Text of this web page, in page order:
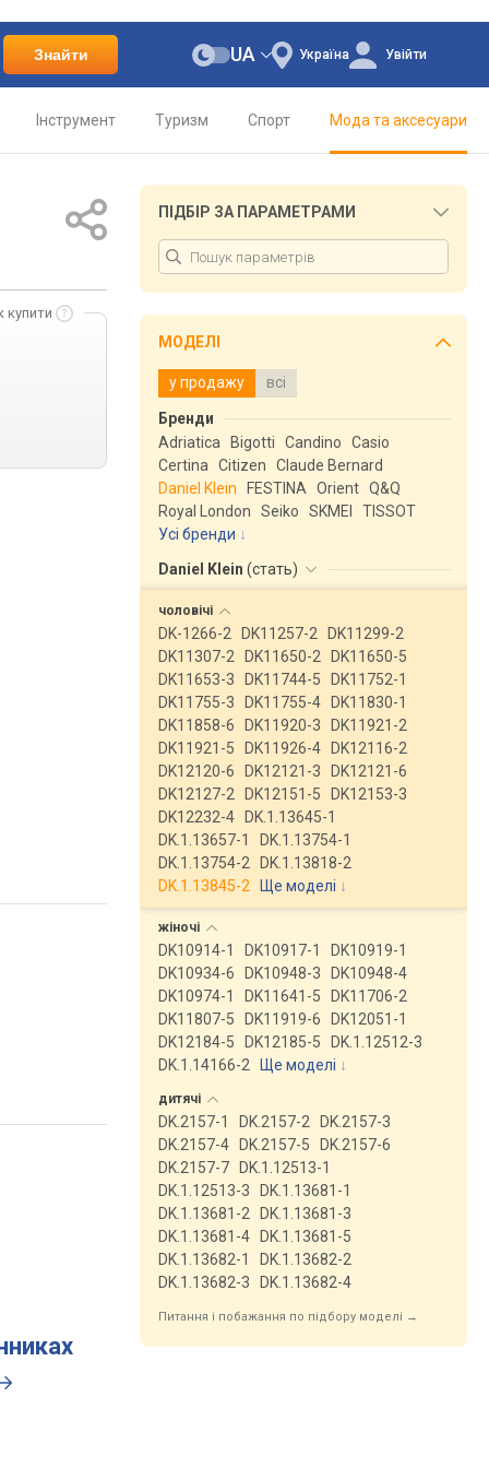
Знайти Україна
UA Увійти
Інструмент Туризм Спорт Мода та аксесуари
купити
ПІДБІР ЗА ПАРАМЕТРАМИ
МОДЕЛІ
у продажу всі
Бренди
Adriatica
Bigotti Candino
Casio
Certina
Citizen
Claude Bernard
Daniel Klein
FESTINA Orient Q&Q
Royal London
Seiko SKMEI
TISSOT
Усі бренди
Daniel Klein (стать)
чоловічі
DK-1266-2 DK11257-2
DK11299-2
DK11307-2
DK11650-2
DK11650-5
DK11653-3
DK11744-5
DK11752-1
DK11755-3
DK11755-4
DK11830-1
DK11858-6
DK11920-3
DK11921-2
DK11921-5
DK11926-4
DK12116-2
DK12120-6
DK12121-3
DK12121-6
DK12127-2
DK12151-5
DK12153-3
DK12232-4
DK.1.13645-1
DK.1.13657-1
DK.1.13754-1
DK.1.13754-2
DK.1.13818-2
DK.1.13845-2
Ще моделі ↓
жіночі
DK10914-1 DK10917-1
DK10919-1
DK10934-6
DK10948-3
DK10948-4
DK10974-1
DK11641-5
DK11706-2
DK11807-5
DK11919-6
DK12051-1
DK12184-5
DK12185-5
DK.1.12512-3
DK.1.14166-2
Ще моделі ↓
дитячі
DK.2157-1 DK.2157-2
DK.2157-3
DK.2157-4
DK.2157-5
DK.2157-6
DK.2157-7
DK.1.12513-1
DK.1.12513-3
DK.1.13681-1
DK.1.13681-2
DK.1.13681-3
DK.1.13681-4
DK.1.13681-5
DK.1.13682-1
DK.1.13682-2
DK.1.13682-3
DK.1.13682-4
Питання і побажання по підбору моделі →